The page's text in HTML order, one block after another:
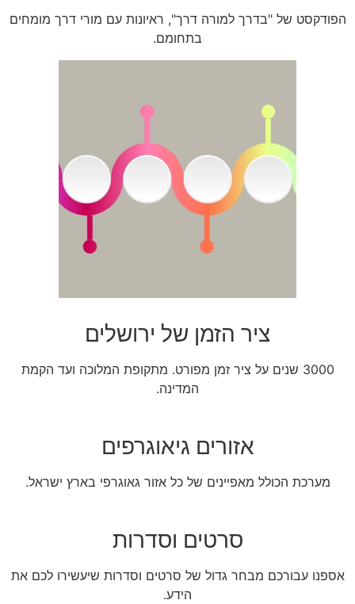
הפודקסט של "בדרך למורה דרך", ראיונות עם מורי דרך מומחים
בתחומם.
ציר הזמן של ירושלים
3000 שנים על ציר זמן מפורט. מתקופת המלוכה ועד הקמת
המדינה.
אזורים גיאוגרפים
מערכת הכולל מאפיינים של כל אזור גאוגרפי בארץ ישראל.
סרטים וסדרות
אספנו עבורכם מבחר גדול של סרטים וסדרות שיעשירו לכם את
הידע.